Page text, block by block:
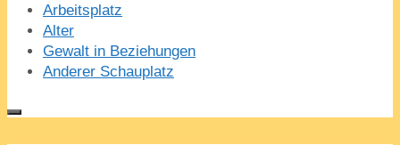
Arbeitsplatz
Alter
Gewalt in Beziehungen
Anderer Schauplatz